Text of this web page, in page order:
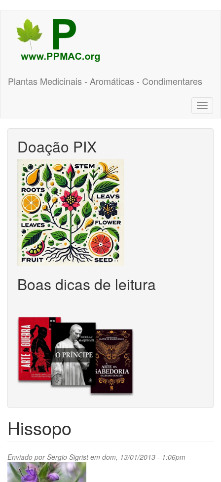
conteúdo
principal
Plantas Medicinais - Aromáticas - Condimentares
Doação PIX
Boas dicas de leitura
Hissopo
Enviado porSergio Sigristem dom, 13/01/2013 - 1:06pm